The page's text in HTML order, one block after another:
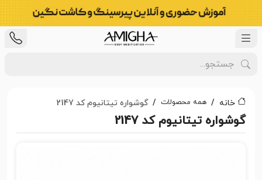
خانه همه محصولات گوشواره تیتانیوم کد 2147
گوشواره تیتانیوم کد 2147